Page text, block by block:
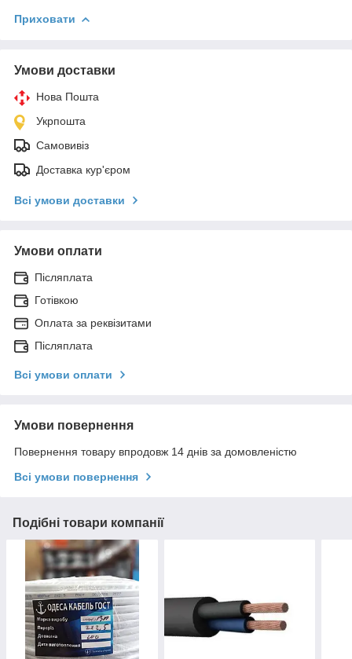
Приховати
Умови доставки
Нова Пошта
Укрпошта
Самовивіз
Доставка кур'єром
Всі умови доставки
Умови оплати
Післяплата
Готівкою
Оплата за реквізитами
Післяплата
Всі умови оплати
Умови повернення
Повернення товару впродовж 14 днів за домовленістю
Всі умови повернення
Подібні товари компанії